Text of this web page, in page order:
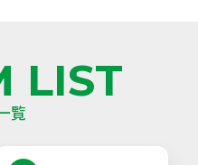
LIST
覧